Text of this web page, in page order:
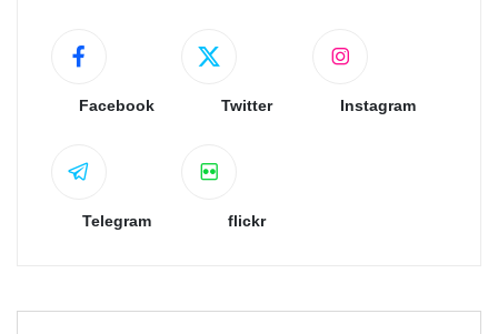
Facebook Twitter Instagram
Telegram flickr